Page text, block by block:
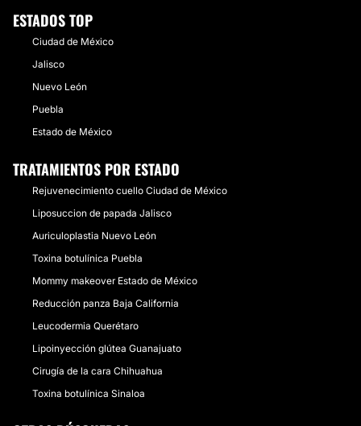
ESTADOS TOP
Ciudad de México
Jalisco
Nuevo León
Puebla
Estado de México
TRATAMIENTOS POR ESTADO
Rejuvenecimiento cuello Ciudad de México
Liposuccion de papada Jalisco
Auriculoplastia Nuevo León
Toxina botulínica Puebla
Mommy makeover Estado de México
Reducción panza Baja California
Leucodermia Querétaro
Lipoinyección glútea Guanajuato
Cirugía de la cara Chihuahua
Toxina botulínica Sinaloa